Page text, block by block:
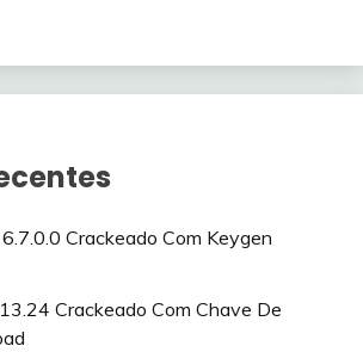
Crackeado Com Keygen
Crackeado Com Chave De